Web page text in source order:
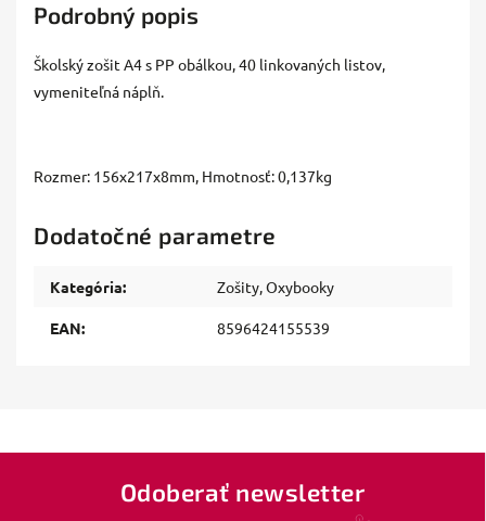
Podrobný popis
Školský zošit A4 s PP obálkou, 40 linkovaných listov,
vymeniteľná náplň.
Rozmer: 156x217x8mm, Hmotnosť: 0,137kg
Dodatočné parametre
Kategória: Zošity, Oxybooky
EAN: 8596424155539
Odoberať newsletter